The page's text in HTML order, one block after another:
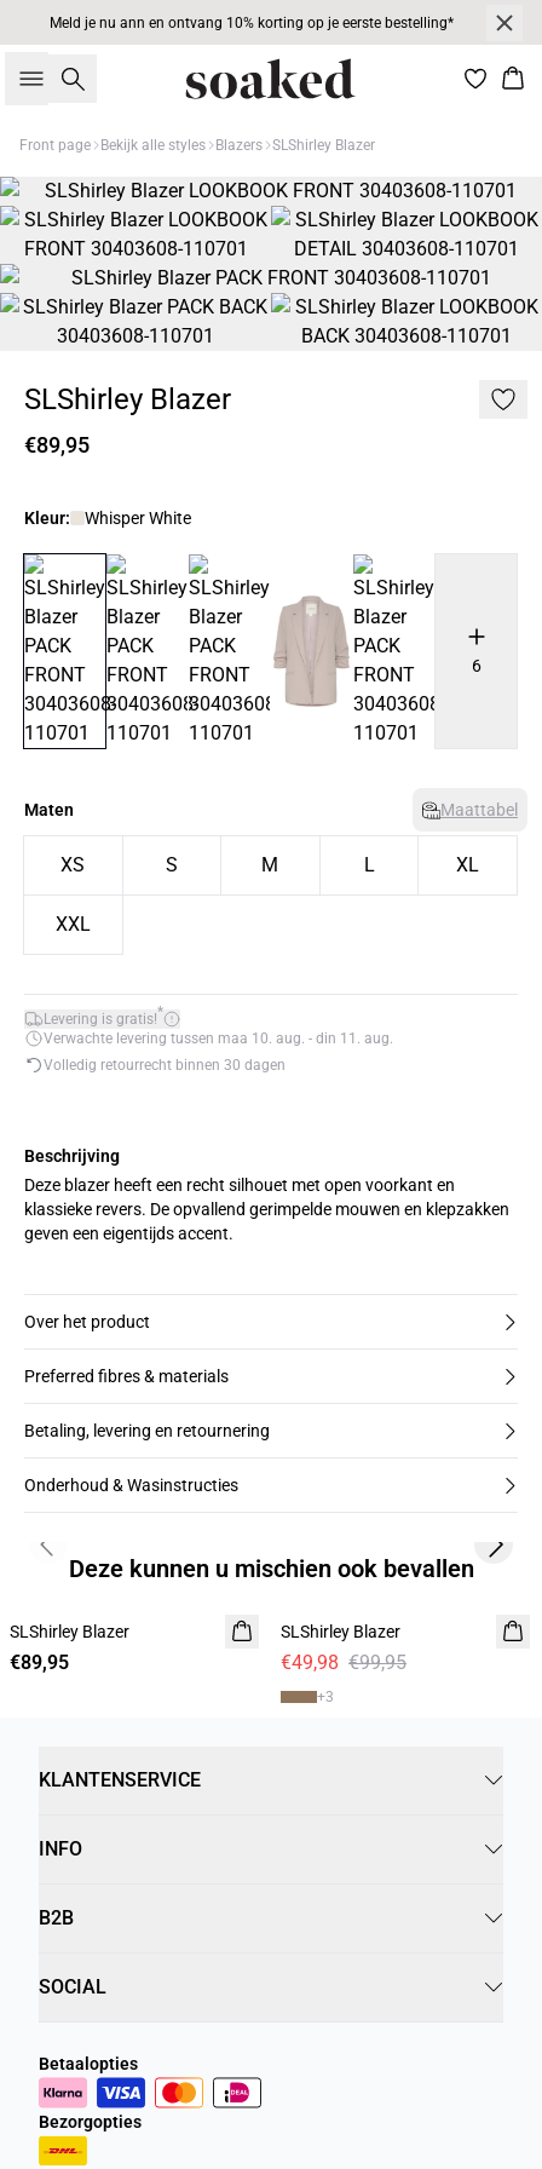
Meld je nu ann en ontvang 10% korting op je eerste bestelling*
Zoeken
Front page Bekijk alle styles Blazers SLShirley Blazer
SLShirley Blazer
€89,95
Kleur: Whisper White
6
Maten Maattabel
XS S M L XL
XXL
Levering is gratis!*
Verwachte levering tussen maa 10. aug. - din 11. aug.
Volledig retourrecht binnen 30 dagen
Beschrijving
Deze blazer heeft een recht silhouet met open voorkant en
klassieke revers. De opvallend gerimpelde mouwen en klepzakken
geven een eigentijds accent.
Over het product
Preferred fibres & materials
Betaling, levering en retournering
Onderhoud & Wasinstructies
Deze kunnen u mischien ook bevallen
SLShirley Blazer
€89,95
-50%
SLShirley Blazer
€49,98 €99,95
+3
Previous slide Next
KLANTENSERVICE
INFO
B2B
SOCIAL
Betaalopties
Bezorgopties